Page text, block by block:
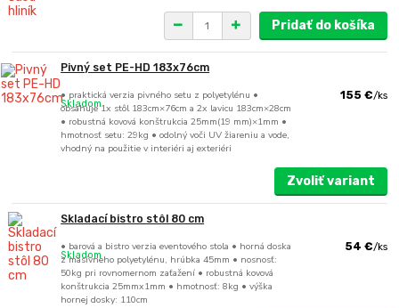
Pridať do košíka
Pivný set PE-HD 183x76cm
• praktická verzia pivného setu z polyetylénu •
obsahuje 1x stôl 183cm×76cm a 2x lavicu 183cm×28cm
• robustná kovová konštrukcia 25mm(19 mm)×1mm •
hmotnosť setu: 29kg • odolný voči UV žiareniu a vode,
vhodný na použitie v interiéri aj exteriéri
155 €/ks
Skladom
Zvoliť variant
Skladací bistro stôl 80 cm
• barová a bistro verzia eventového stola • horná doska
z masívneho polyetylénu, hrúbka 45mm • nosnosť:
50kg pri rovnomernom zaťažení • robustná kovová
konštrukcia 25mmx1mm • hmotnosť: 8kg • výška
hornej dosky: 110cm
54 €/ks
Skladom